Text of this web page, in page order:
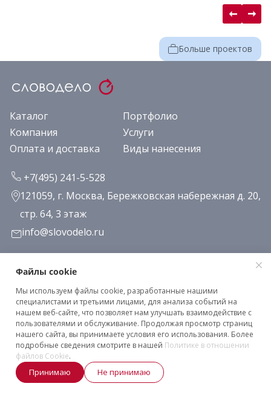
Больше проектов
Каталог
Портфолио
Компания
Услуги
Оплата и доставка
Виды нанесения
+7(495) 241-5-528
121059, г. Москва, Бережковская набережная д. 20,
стр. 64, 3 этаж
info@slovodelo.ru
Заказать звонок
Подписаться на рассылку
Клиентское соглашение
Политика конфиденциальности
2026 © «Словодело». Все права защищены
Файлы cookie
Мы используем файлы cookie, разработанные нашими
специалистами и третьими лицами, для анализа событий на
нашем веб-сайте, что позволяет нам улучшать взаимодействие с
пользователями и обслуживание. Продолжая просмотр страниц
нашего сайта, вы принимаете условия его использования. Более
подробные сведения смотрите в нашей Политике в отношении
файлов Cookie.
Принимаю Не принимаю